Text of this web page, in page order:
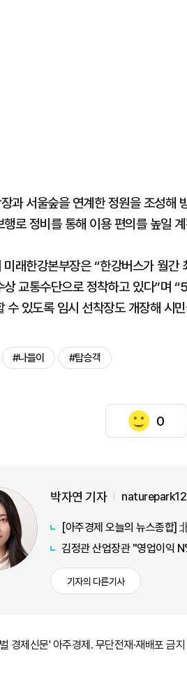
과 서울숲을 연계한 정원을 조성해
로 정비를 통해 이용 편의를 높일
미래한강본부장은 “한강버스가 월간
상 교통수단으로 정착하고 있다”며
수 있도록 임시 선착장도 개장해 시
#나들이 #탑승객
0
박자연 기자
김정관 산업장관 "영업이익
기자의 다른기사
경제신문' 아주경제. 무단전재·재배포 금지